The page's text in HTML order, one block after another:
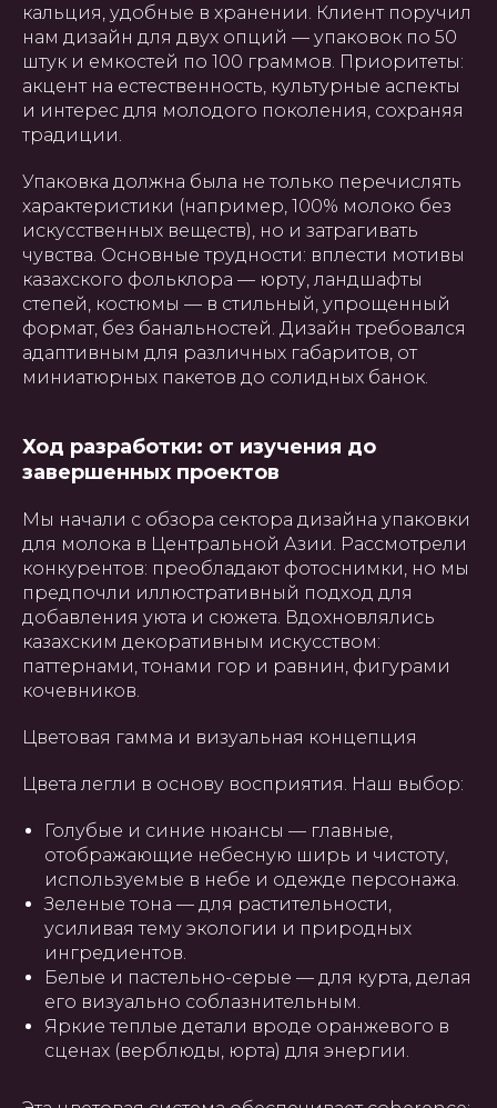
кальция, удобные в хранении. Клиент поручил
нам дизайн для двух опций — упаковок по 50
штук и емкостей по 100 граммов. Приоритеты:
акцент на естественность, культурные аспекты
и интерес для молодого поколения, сохраняя
традиции.
Упаковка должна была не только перечислять
характеристики (например, 100% молоко без
искусственных веществ), но и затрагивать
чувства. Основные трудности: вплести мотивы
казахского фольклора — юрту, ландшафты
степей, костюмы — в стильный, упрощенный
формат, без банальностей. Дизайн требовался
адаптивным для различных габаритов, от
миниатюрных пакетов до солидных банок.
Ход разработки: от изучения до
завершенных проектов
Мы начали с обзора сектора дизайна упаковки
для молока в Центральной Азии. Рассмотрели
конкурентов: преобладают фотоснимки, но мы
предпочли иллюстративный подход для
добавления уюта и сюжета. Вдохновлялись
казахским декоративным искусством:
паттернами, тонами гор и равнин, фигурами
кочевников.
Цветовая гамма и визуальная концепция
Цвета легли в основу восприятия. Наш выбор:
Голубые и синие нюансы — главные,
отображающие небесную ширь и чистоту,
используемые в небе и одежде персонажа.
Зеленые тона — для растительности,
усиливая тему экологии и природных
ингредиентов.
Белые и пастельно-серые — для курта, делая
его визуально соблазнительным.
Яркие теплые детали вроде оранжевого в
сценах (верблюды, юрта) для энергии.